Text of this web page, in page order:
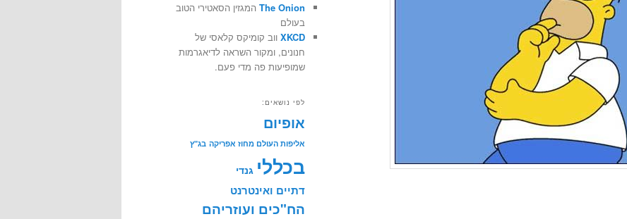
The Onion המגזין הסאטירי הטוב
בעולם
XKCD ווב קומיקס קלאסי של
חנונים, ומקור השראה לדיאגרמות
שמופיעות פה מדי פעם.
לפי נושאים:
אופיום
אליפות העולם מחוז אפריקה בג"ץ
בכללי גנדי
דתיים ואינטרנט
הח"כים ועוזריהם